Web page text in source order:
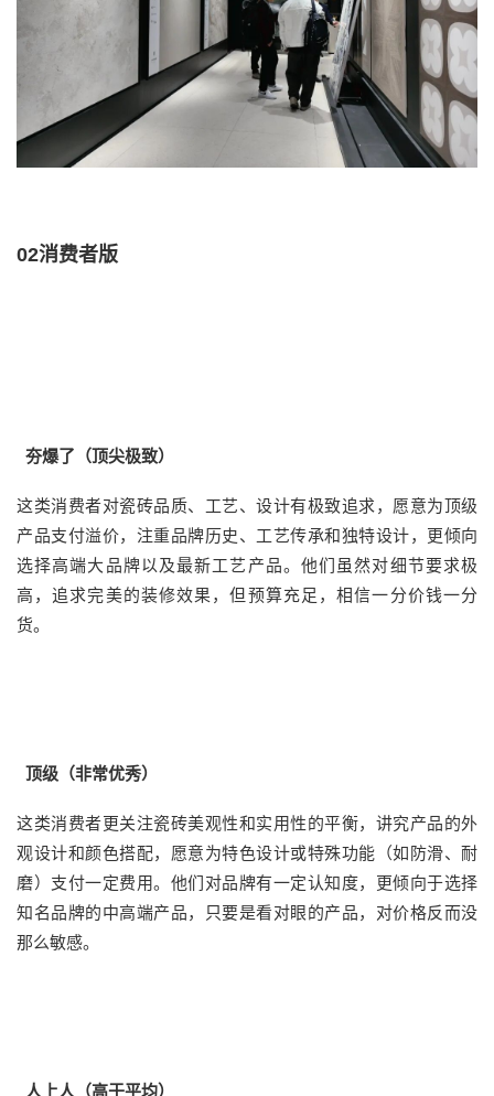
02消费者版
夯爆了（顶尖极致）
这类消费者对瓷砖品质、工艺、设计有极致追求，愿意为顶级
产品支付溢价，注重品牌历史、工艺传承和独特设计，更倾向
选择高端大品牌以及最新工艺产品。他们虽然对细节要求极
高，追求完美的装修效果，但预算充足，相信一分价钱一分
货。
顶级（非常优秀）
这类消费者更关注瓷砖美观性和实用性的平衡，讲究产品的外
观设计和颜色搭配，愿意为特色设计或特殊功能（如防滑、耐
磨）支付一定费用。他们对品牌有一定认知度，更倾向于选择
知名品牌的中高端产品，只要是看对眼的产品，对价格反而没
那么敏感。
人上人（高于平均）